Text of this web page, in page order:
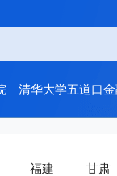
清华大学五道口
福建 甘肃